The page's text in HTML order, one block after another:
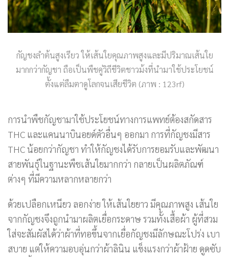
กัญชงลำต้นสูงเรียว ให้เส้นใยคุณภาพสูงและมีปริมาณเส้นใย
มากกว่ากัญชา ถือเป็นพืชคู่วิถีชีวิตชาวม้งที่นำมาใช้ประโยชน์
ตั้งแต่ลืมตาดูโลกจนเสียชีวิต (ภาพ : 123rf)
การนำพืชกัญชามาใช้ประโยชน์ทางการแพทย์ต้องสกัดสาร
THC และแคนนาบินอยด์ตัวอื่นๆ ออกมา การที่กัญชงมีสาร
THC น้อยกว่ากัญชา ทำให้กัญชงได้รับการยอมรับและพัฒนา
สายพันธุ์ในฐานะพืชเส้นใยมากกว่า กลายเป็นผลิตภัณฑ์
ต่างๆ ที่มีความหลากหลายกว่า
ด้วยเปลือกเหนียว ลอกง่าย ให้เส้นใยยาว มีคุณภาพสูง เส้นใย
จากกัญชงจึงถูกนำมาผลิตเยื่อกระดาษ รวมทั้งเสื้อผ้า ผู้ที่สวม
ใส่จะสัมผัสได้ว่าผ้าที่ทอขึ้นจากเยื่อกัญชงมีลักษณะโปร่ง เบา
สบาย แต่ให้ความอบอุ่นกว่าผ้าลินิน แข็งแรงกว่าผ้าฝ้าย ดูดซับ